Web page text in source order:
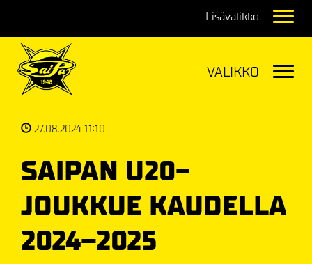
27.08.2024 11:10
SAIPAN U20-
JOUKKUE KAUDELLA
2024–2025